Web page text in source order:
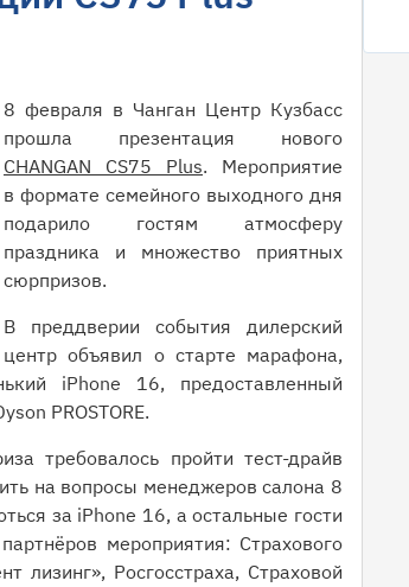
8 февраля в Чанган Центр Кузбасс
прошла презентация нового
CHANGAN CS75 Plus. Мероприятие
в формате семейного выходного дня
подарило гостям атмосферу
праздника и множество приятных
сюрпризов.
В преддверии события дилерский
центр объявил о старте марафона,
iPhone 16, предоставленный
PROSTORE.
требовалось пройти тест-драйв
на вопросы менеджеров салона 8
за iPhone 16, а остальные гости
мероприятия: Страхового
лизинг», Росгосстраха, Страховой